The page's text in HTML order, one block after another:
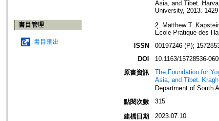
書目管理
書目匯出
Asia, and Tibet.
University, 2013.
2. Matthew T.
École Pratique des
ISSN
00197246 (P);
DOI
10.1163/15728536-
原書資訊
The Foundation for
Asia, and Tibet.
Department of South
點閱次數
315
建檔日期 2023.07.10